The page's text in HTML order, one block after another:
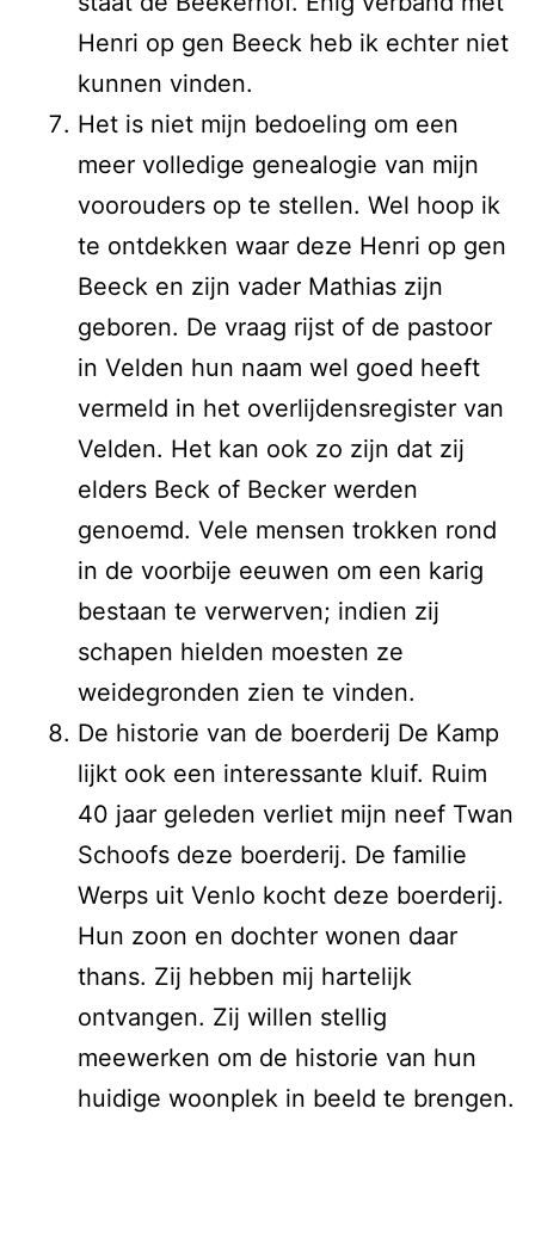
Henri op gen Beeck heb ik echter niet
kunnen vinden.
Het is niet mijn bedoeling om een
meer volledige genealogie van mijn
voorouders op te stellen. Wel hoop ik
te ontdekken waar deze Henri op gen
Beeck en zijn vader Mathias zijn
geboren. De vraag rijst of de pastoor
in Velden hun naam wel goed heeft
vermeld in het overlijdensregister van
Velden. Het kan ook zo zijn dat zij
elders Beck of Becker werden
genoemd. Vele mensen trokken rond
in de voorbije eeuwen om een karig
bestaan te verwerven; indien zij
schapen hielden moesten ze
weidegronden zien te vinden.
De historie van de boerderij De Kamp
lijkt ook een interessante kluif. Ruim
40 jaar geleden verliet mijn neef Twan
Schoofs deze boerderij. De familie
Werps uit Venlo kocht deze boerderij.
Hun zoon en dochter wonen daar
thans. Zij hebben mij hartelijk
ontvangen. Zij willen stellig
meewerken om de historie van hun
huidige woonplek in beeld te brengen.